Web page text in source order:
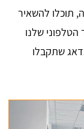
תוכלו להשאיר
הטלפוני שלנו
שתקבלו